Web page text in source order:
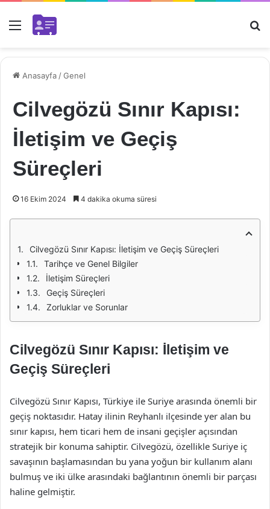
Menü
Anasayfa /Genel
Cilvegözü Sınır Kapısı:
İletişim ve Geçiş
Süreçleri
16 Ekim 2024 4 dakika okuma süresi
Cilvegözü Sınır Kapısı: İletişim ve Geçiş Süreçleri
Tarihçe ve Genel Bilgiler
İletişim Süreçleri
Geçiş Süreçleri
Zorluklar ve Sorunlar
Cilvegözü Sınır Kapısı: İletişim ve
Geçiş Süreçleri
Cilvegözü Sınır Kapısı, Türkiye ile Suriye arasında önemli bir
geçiş noktasıdır. Hatay ilinin Reyhanlı ilçesinde yer alan bu
sınır kapısı, hem ticari hem de insani geçişler açısından
stratejik bir konuma sahiptir. Cilvegözü, özellikle Suriye iç
savaşının başlamasından bu yana yoğun bir kullanım alanı
bulmuş ve iki ülke arasındaki bağlantının önemli bir parçası
haline gelmiştir.